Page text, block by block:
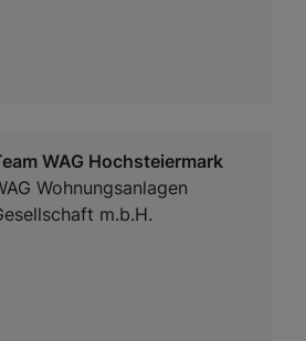
WAG Hochsteiermark
Wohnungsanlagen
m.b.H.